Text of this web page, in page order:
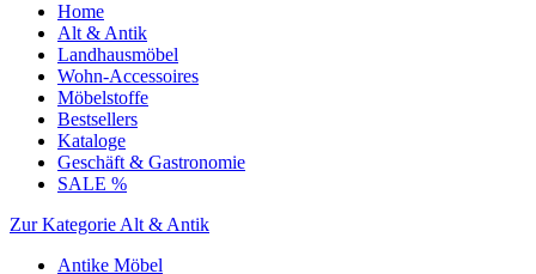
Home
Alt & Antik
Landhausmöbel
Wohn-Accessoires
Möbelstoffe
Bestsellers
Kataloge
Geschäft & Gastronomie
SALE %
Zur Kategorie Alt & Antik
Antike Möbel